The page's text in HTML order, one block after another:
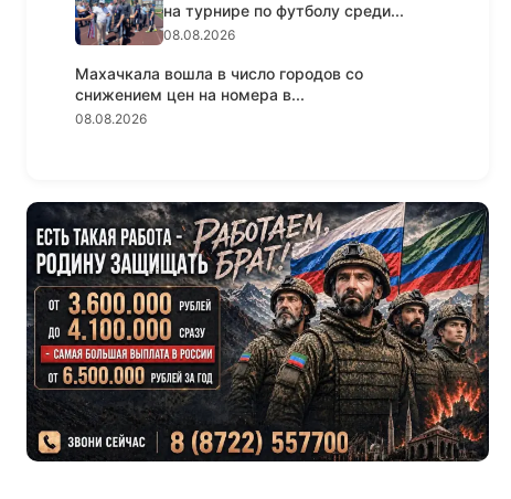
на турнире по футболу среди...
08.08.2026
Махачкала вошла в число городов со
снижением цен на номера в...
08.08.2026